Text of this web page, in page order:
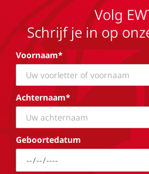
Volg
Schrijf je in op
Voornaam*
Achternaam*
Geboortedatum